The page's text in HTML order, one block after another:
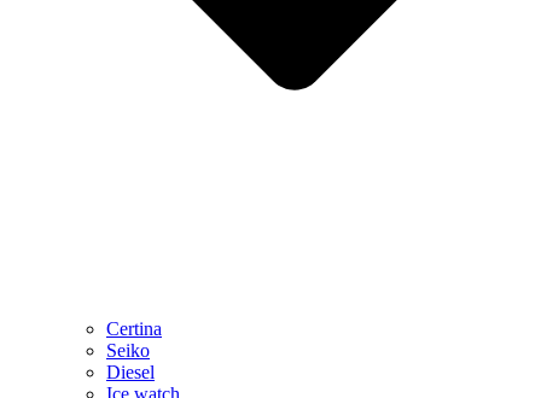
Certina
Seiko
Diesel